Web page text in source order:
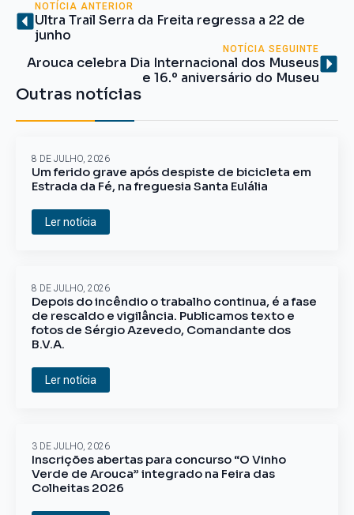
NOTÍCIA ANTERIOR
Ultra Trail Serra da Freita regressa a 22 de
junho
NOTÍCIA SEGUINTE
Arouca celebra Dia Internacional dos Museus
e 16.º aniversário do Museu
Outras notícias
Um ferido grave após despiste de bicicleta em
Estrada da Fé, na freguesia Santa Eulália
8 DE JULHO, 2026
Ler notícia
Depois do incêndio o trabalho continua, é a fase
de rescaldo e vigilância. Publicamos texto e
fotos de Sérgio Azevedo, Comandante dos
B.V.A.
8 DE JULHO, 2026
Ler notícia
Inscrições abertas para concurso “O Vinho
Verde de Arouca” integrado na Feira das
Colheitas 2026
3 DE JULHO, 2026